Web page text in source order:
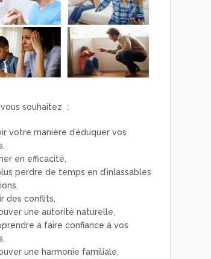
souhaitez :
votre manière d’éduquer vos
en efficacité,
perdre de temps en d’inlassables
des conflits,
une autorité naturelle,
à faire confiance à vos
une harmonie familiale,